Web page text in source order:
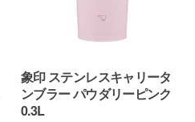
象印 ステンレスキャリータ
ンブラー パウダリーピンク
0.3L